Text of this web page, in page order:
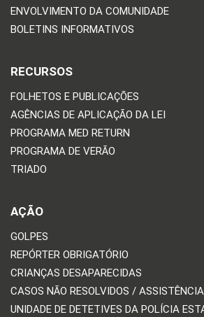
ENVOLVIMENTO DA COMUNIDADE
BOLETINS INFORMATIVOS
RECURSOS
FOLHETOS E PUBLICAÇÕES
AGÊNCIAS DE APLICAÇÃO DA LEI
PROGRAMA MED RETURN
PROGRAMA DE VERÃO
TRIADO
AÇÃO
GOLPES
REPÓRTER OBRIGATÓRIO
CRIANÇAS DESAPARECIDAS
CASOS NÃO RESOLVIDOS /
UNIDADE DE DETETIVES DA POLÍCIA